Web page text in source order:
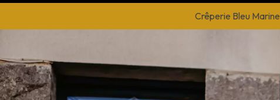
Crêperie Bleu Marine